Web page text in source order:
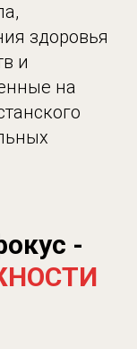
здоровья
и
на
-